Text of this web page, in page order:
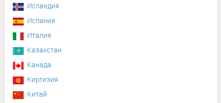
Исландия
Испания
Италия
Казахстан
Канада
Киргизия
Китай